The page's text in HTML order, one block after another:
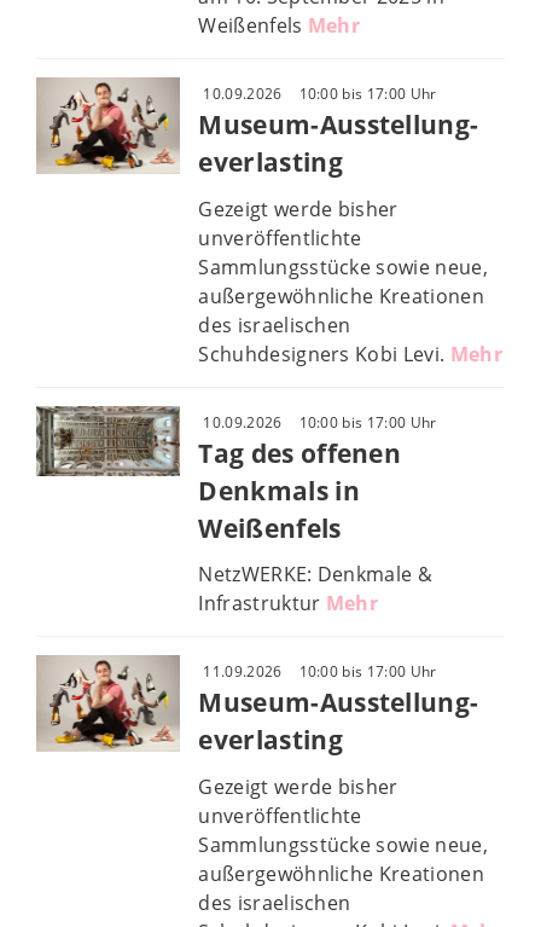
Weißenfels Mehr
10.09.2026 10:00 bis 17:00 Uhr
Museum-Ausstellung-
everlasting
Gezeigt werde bisher
unveröffentlichte
Sammlungsstücke sowie neue,
außergewöhnliche Kreationen
des israelischen
Schuhdesigners Kobi Levi. Mehr
10.09.2026 10:00 bis 17:00 Uhr
Tag des offenen
Denkmals in
Weißenfels
NetzWERKE: Denkmale &
Infrastruktur Mehr
11.09.2026 10:00 bis 17:00 Uhr
Museum-Ausstellung-
everlasting
Gezeigt werde bisher
unveröffentlichte
Sammlungsstücke sowie neue,
außergewöhnliche Kreationen
des israelischen